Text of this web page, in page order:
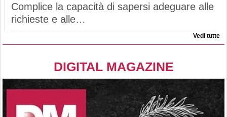
Complice la capacità di sapersi adeguare alle
richieste e alle…
Vedi tutte
DIGITAL MAGAZINE